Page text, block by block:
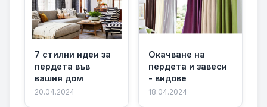
7 стилни идеи за
пердета във
вашия дом
20.04.2024
Окачване на
пердета и завеси
- видове
18.04.2024